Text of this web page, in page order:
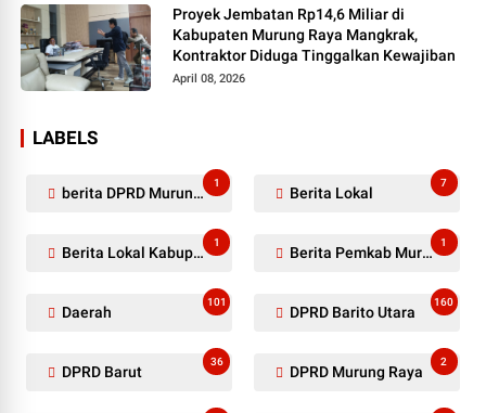
Proyek Jembatan Rp14,6 Miliar di
Kabupaten Murung Raya Mangkrak,
Kontraktor Diduga Tinggalkan Kewajiban
April 08, 2026
LABELS
berita DPRD Murung Raya
1
Berita Lokal
7
Berita Lokal Kabupaten Barito Utara
1
Berita Pemkab Murung Raya
1
Daerah
101
DPRD Barito Utara
160
DPRD Barut
36
DPRD Murung Raya
2